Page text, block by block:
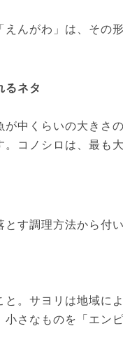
んがわ」は、その
るネタ
が中くらいの大きさ
コノシロは、最も
す調理方法から付い
と。サヨリは地域に
さなものを「エン